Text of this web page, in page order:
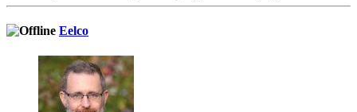
Eelco